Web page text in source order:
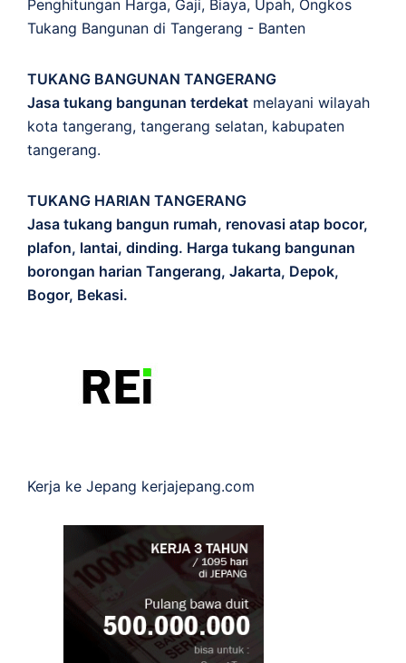
Penghitungan Harga, Gaji, Biaya, Upah, Ongkos
Tukang Bangunan di Tangerang - Banten
TUKANG BANGUNAN TANGERANG
Jasa tukang bangunan terdekat melayani wilayah
kota tangerang, tangerang selatan, kabupaten
tangerang.
TUKANG HARIAN TANGERANG
Jasa tukang bangun rumah, renovasi atap bocor,
plafon, lantai, dinding. Harga tukang bangunan
borongan harian Tangerang, Jakarta, Depok,
Bogor, Bekasi.
Kerja ke Jepang kerjajepang.com